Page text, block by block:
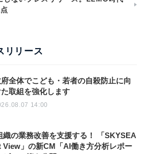
リリース
全体でこども・若者の自殺防止に向
た取組を強化します
14:00
織の業務改善を支援する！ 「SKYSEA
View」の新CM「AI働き方分析レポー